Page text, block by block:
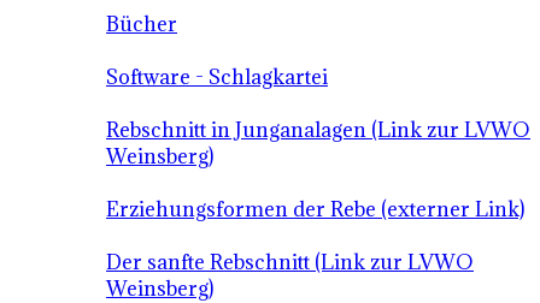
Bücher
Software - Schlagkartei
Rebschnitt in Junganalagen (Link zur LVWO
Weinsberg)
Erziehungsformen der Rebe (externer Link)
Der sanfte Rebschnitt (Link zur LVWO
Weinsberg)